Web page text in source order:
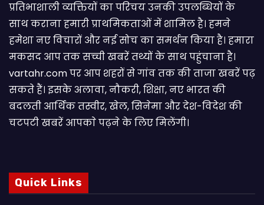
प्रतिभाशाली व्यक्तियों का परिचय उनकी उपलब्धियों के
साथ कराना हमारी प्राथमिकताओं में शामिल है। हमने
हमेशा नए विचारों और नई सोच का समर्थन किया है। हमारा
मकसद आप तक सच्ची खबरें तथ्यों के साथ पहुंचाना है।
vartahr.com पर आप शहरों से गांव तक की ताजा खबरें पढ़
सकते हैं। इसके अलावा, नौकरी, शिक्षा, नए भारत की
बदलती आर्थिक तस्वीर, खेल, सिनेमा और देश-विदेश की
चटपटी खबरें आपकाे पढ़ने के लिए मिलेंगी।
Quick Links